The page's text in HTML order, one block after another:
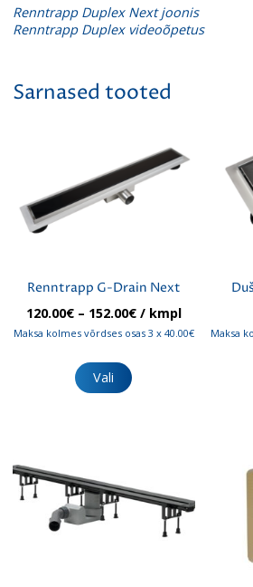
Renntrapp Duplex Next joonis
Renntrapp Duplex videoõpetus
Sarnased tooted
Renntrapp G-Drain Next
120.00€ – 152.00€Hinnavahemik:
120.00€
/ kmpl
Maksa kolmes võrdses osas 3 x 40.00€
Vali
tootel
tootelehel.
Maksa